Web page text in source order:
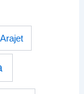
Arajet